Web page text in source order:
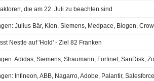
die am 22. Juli zu beachten sind
Nestle auf 'Hold' - Ziel 82 Franken
Infineon, ABB, Nagarro, Adobe, Palantir,